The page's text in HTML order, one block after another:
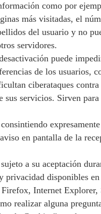
como por
más visitadas, el
del usuario y no
servidores.
puede
de los usuarios,
ciberataques
servicios. Sirven
en pantalla de la
a su aceptación
disponibles
Internet
realizar alguna